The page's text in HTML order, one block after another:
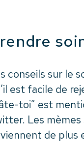
conseils sur le
est facile de
toi” est
Les
de plus